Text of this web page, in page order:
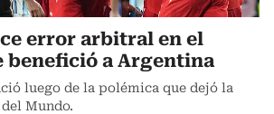
error arbitral en el
benefició a Argentina
luego de la polémica que dejó la
Mundo.